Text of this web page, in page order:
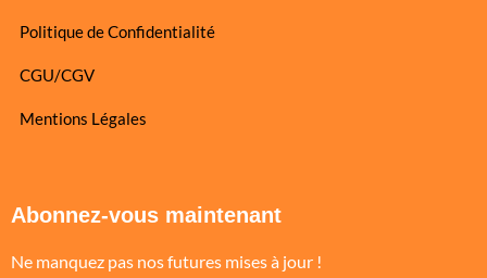
Politique de Confidentialité
CGU/CGV
Mentions Légales
Abonnez-vous maintenant
Ne manquez pas nos futures mises à jour !